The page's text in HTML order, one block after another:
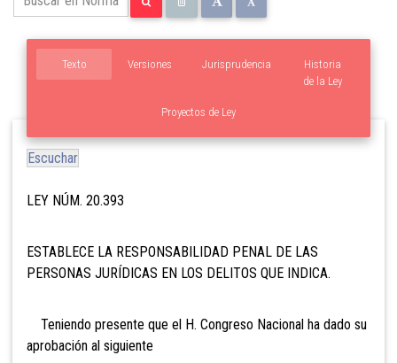
Texto Versiones
Proyectos de Ley
Jurisprudencia
Historia
de la Ley
Escuchar
LEY NÚM. 20.393
ESTABLECE LA RESPONSABILIDAD PENAL DE LAS
PERSONAS JURÍDICAS EN LOS DELITOS QUE INDICA.
Teniendo presente que el H. Congreso Nacional ha dado su
aprobación al siguiente